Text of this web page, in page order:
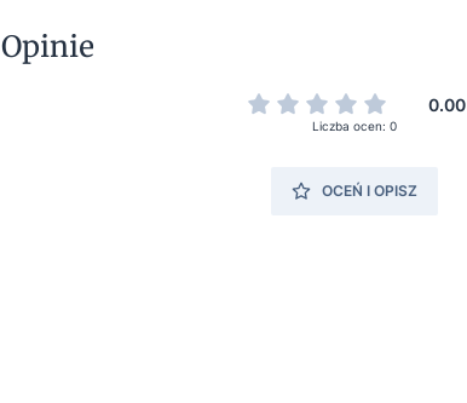
Opinie
0.00
Liczba ocen: 0
OCEŃ I OPISZ